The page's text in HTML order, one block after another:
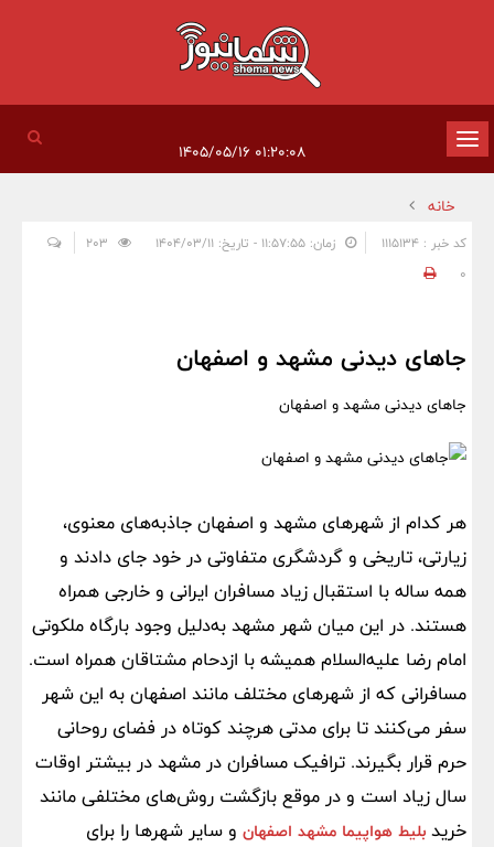
تغییر
وضعیت
ناوبری
خانه
کد خبر : 1115134 زمان: ۱۱:۵۷:۵۵ - تاریخ: ۱۴۰۴/۰۳/۱۱
0
جاهای دیدنی مشهد و اصفهان
جاهای دیدنی مشهد و اصفهان
هر کدام از شهرهای مشهد و اصفهان جاذبه‌های معنوی،
زیارتی، تاریخی و گردشگری متفاوتی در خود جای دادند و
همه ساله با استقبال زیاد مسافران ایرانی و خارجی همراه
هستند. در این میان شهر مشهد به‌دلیل وجود بارگاه ملکوتی
امام رضا علیه‌السلام همیشه با ازدحام مشتاقان همراه است.
مسافرانی که از شهرهای مختلف مانند اصفهان به این شهر
سفر می‌کنند تا برای مدتی هرچند کوتاه در فضای روحانی
حرم قرار بگیرند. ترافیک مسافران در مشهد در بیشتر اوقات
سال زیاد است و در موقع بازگشت روش‌های مختلفی مانند
خرید بلیط هواپیما مشهد اصفهان و سایر شهرها را برای